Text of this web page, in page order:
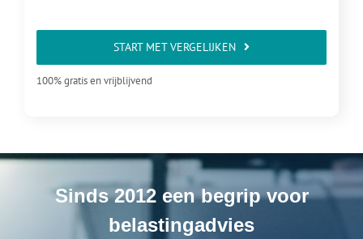
START MET VERGELIJKEN
100% gratis en vrijblijvend
Sinds 2012 een begrip voor
belastingadvies